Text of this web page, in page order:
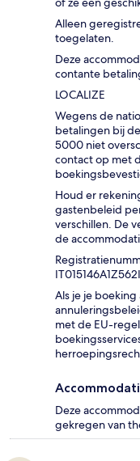
Alleen
toegelaten.
Deze
contante
LOCALIZE
Wegens de
betalingen bij
5000 niet
contact op met
Houd er
gastenbeleid
verschillen. De
de
Als je je
met de EU-
Deze
gekregen van